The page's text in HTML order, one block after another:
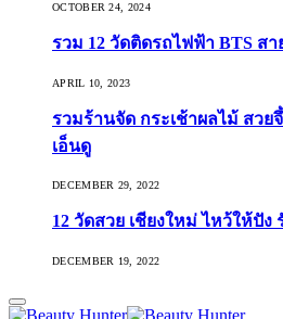
OCTOBER 24, 2024
รวม 12 วัดติดรถไฟฟ้า BTS ส
APRIL 10, 2023
รวมร้านจัด กระเช้าผลไม้ สวย
เอ็นดู
DECEMBER 29, 2022
12 วัดสวย เชียงใหม่ ไหว้ให้ปัง
DECEMBER 19, 2022